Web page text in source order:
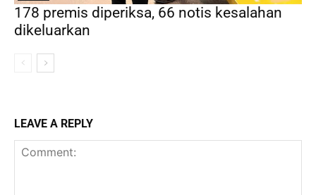
178 premis diperiksa, 66 notis kesalahan
dikeluarkan
LEAVE A REPLY